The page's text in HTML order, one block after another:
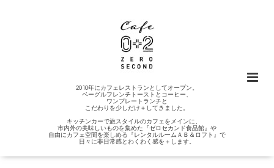
2010年にカフェレストランとしてオープン。
ベーグルフレンチトーストとコーヒー、
ワンプレートランチと
こだわりを少しだけ＋してきました。
キッチンカーで旅スタイルのカフェをメインに、
市内外の美味しいものを集めた『ゼロセカンド食品館』や
自由にカフェ空間を楽しめる『レンタルルームＡＢ＆ロフト』で
日々に非日常感とわくわく感を＋します。